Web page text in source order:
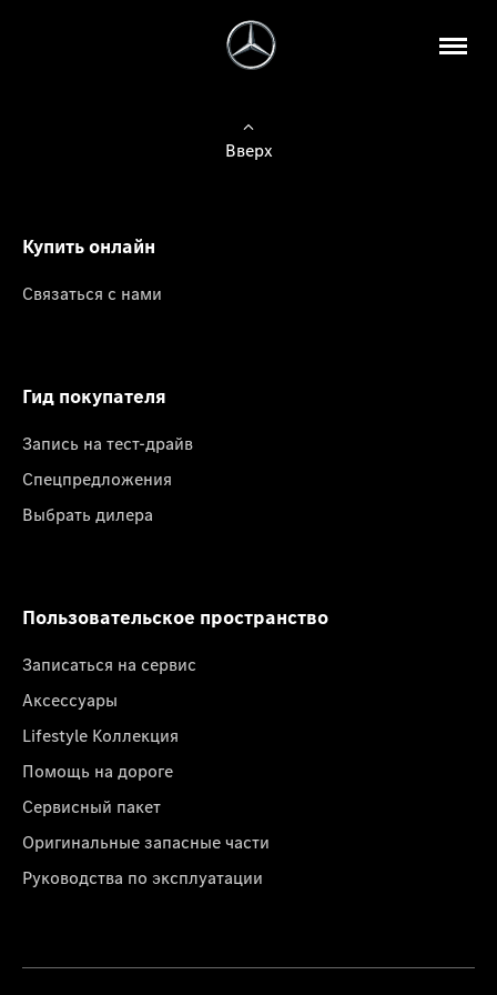
Вверх
Купить онлайн
Связаться с нами
Гид покупателя
Запись на тест-драйв
Спецпредложения
Выбрать дилера
Пользовательское пространство
Записаться на сервис
Аксессуары
Lifestyle Коллекция
Помощь на дороге
Сервисный пакет
Оригинальные запасные части
Руководства по эксплуатации